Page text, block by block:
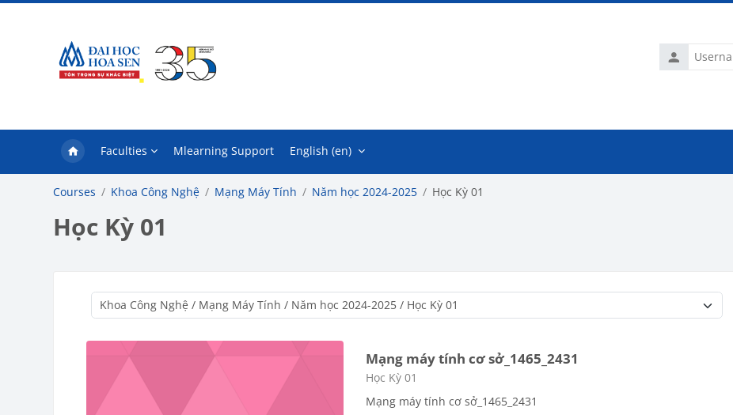
Username
Faculties Mlearning Support English ‎(en)‎
Courses Khoa Công Nghệ Mạng Máy Tính Năm học 2024-2025 Học Kỳ 01
Học Kỳ 01
Course categories
Mạng máy tính cơ sở_1465_2431
Course category
Học Kỳ 01
Mạng máy tính cơ sở_1465_2431